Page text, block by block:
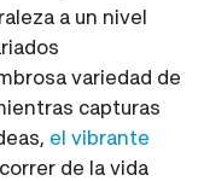
a un nivel
variedad de
capturas
el vibrante
de la vida